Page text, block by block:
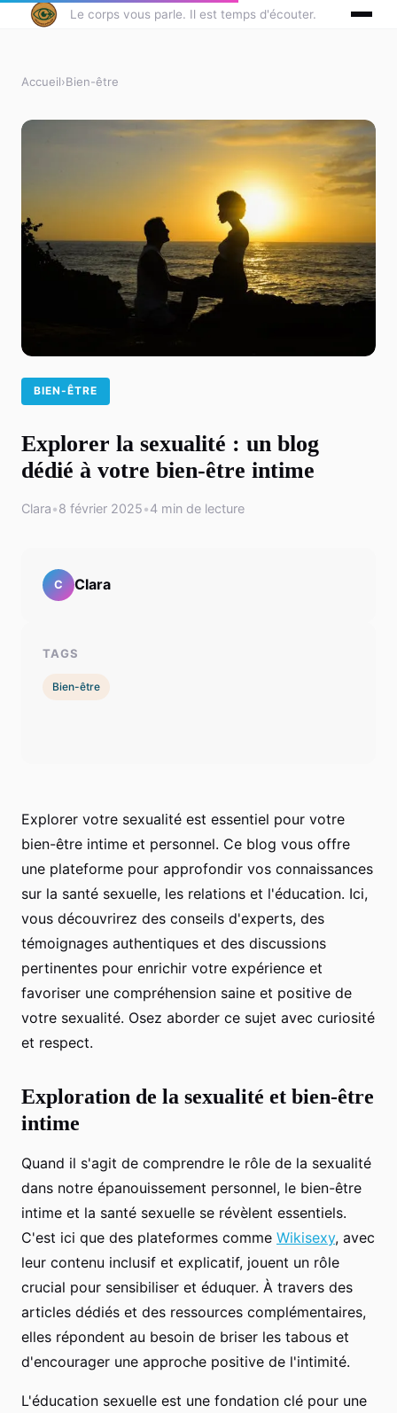
Le corps vous parle. Il est temps d'écouter.
Accueil›Bien-être
BIEN-ÊTRE
Explorer la sexualité : un blog
dédié à votre bien-être intime
Clara•8 février 2025•4 min de lecture
Explorer votre sexualité est essentiel pour votre
bien-être intime et personnel. Ce blog vous offre
une plateforme pour approfondir vos connaissances
sur la santé sexuelle, les relations et l'éducation. Ici,
vous découvrirez des conseils d'experts, des
témoignages authentiques et des discussions
pertinentes pour enrichir votre expérience et
favoriser une compréhension saine et positive de
votre sexualité. Osez aborder ce sujet avec curiosité
et respect.
Exploration de la sexualité et bien-être
intime
Quand il s'agit de comprendre le rôle de la sexualité
dans notre épanouissement personnel, le bien-être
intime et la santé sexuelle se révèlent essentiels.
C'est ici que des plateformes comme Wikisexy, avec
leur contenu inclusif et explicatif, jouent un rôle
crucial pour sensibiliser et éduquer. À travers des
articles dédiés et des ressources complémentaires,
elles répondent au besoin de briser les tabous et
d'encourager une approche positive de l'intimité.
L'éducation sexuelle est une fondation clé pour une
C Clara
TAGS
Bien-être